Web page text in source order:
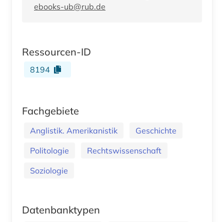
ebooks-ub@rub.de
Ressourcen-ID
8194
Fachgebiete
Anglistik. Amerikanistik
Geschichte
Politologie
Rechtswissenschaft
Soziologie
Datenbanktypen